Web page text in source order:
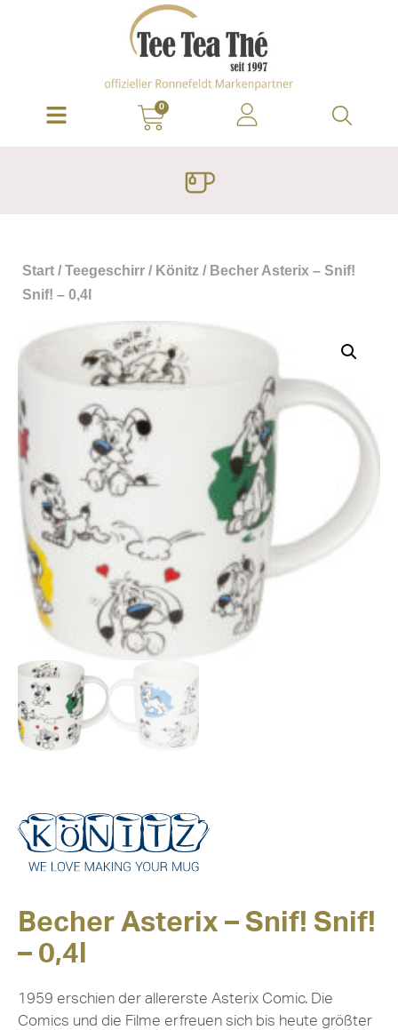
0
Start / Teegeschirr / Könitz / Becher Asterix – Snif!
Snif! – 0,4l
Becher Asterix – Snif! Snif!
– 0,4l
1959 erschien der allererste Asterix Comic. Die
Comics und die Filme erfreuen sich bis heute größter